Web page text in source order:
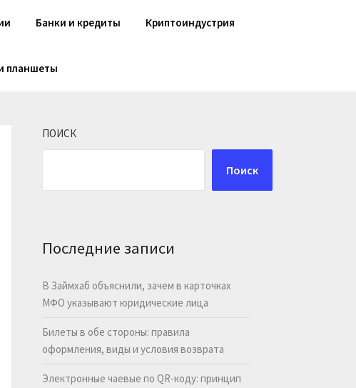
Банки и кредиты Криптоиндустрия
планшеты
ПОИСК
Поиск
Последние записи
В Займхаб объяснили, зачем в карточках
МФО указывают юридические лица
Билеты в обе стороны: правила
оформления, виды и условия возврата
Электронные чаевые по QR-коду: принцип